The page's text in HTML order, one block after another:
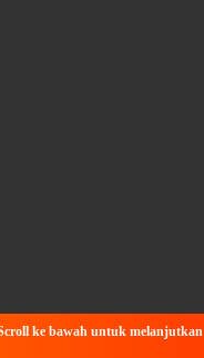
ke bawah untuk melanjutkan